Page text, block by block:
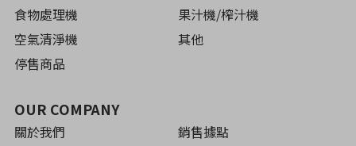
食物處理機
果汁機/榨汁機
空氣清淨機
其他
停售商品
OUR COMPANY
關於我們 銷售據點